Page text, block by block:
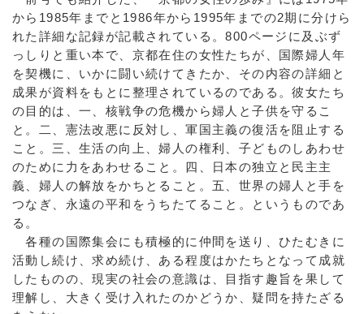
から1985年までと1986年から1995年までの2期に分けら
れた詳細な記録が記載されている。800ページに及ぶず
っしりと重い本で、京都在住の女性たちが、国際婦人年
を契機に、いかに闘い続けてきたか、その内容の詳細と
成果が資料をもとに整理されているのである。彼女たち
の目的は、一、核戦争の危機から婦人と子供を守るこ
と。二、憲法改悪に反対し、軍国主義の復活を阻止する
こと。三、生活の向上、婦人の権利、子どものしあわせ
のために力をあわせること。四、日本の独立と民主主
義、婦人の解放をかちとること。五、世界の婦人と手を
つなぎ、永遠の平和をうちたてること。というものであ
る。
各種の国際集会にも積極的に仲間を送り、ひたむきに
活動し続け、求め続け、ある程度はかたちとなって成就
したものの、現実の社会の意識は、目指す趣旨を果して
理解し、大きく受け入れたのかどうか、疑問を持たざる